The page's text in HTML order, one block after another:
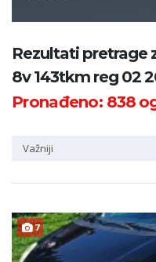
Kategorija
Županija
Rezultati pretrage
8v 143tkm reg 02
Pronađeno: 838
Važniji
7